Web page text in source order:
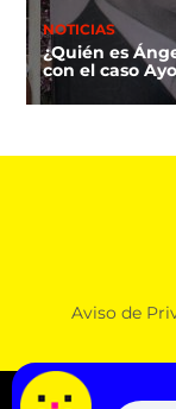
NOTICIAS
¿Quién es
con el caso
Lucas, el
Aviso de